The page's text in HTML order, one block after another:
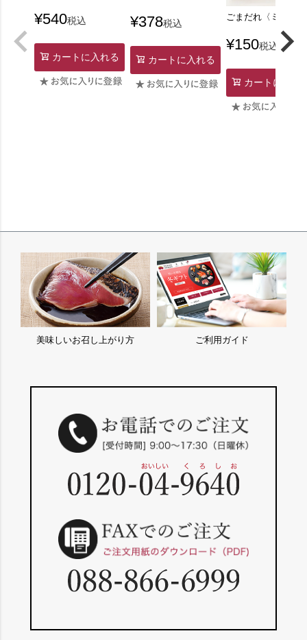
¥540税込
カートに入れる
¥378税込
カートに入れる
ごまだれ〈ミニ〉
¥150税込
カートに入れ
美味しいお召し上がり方 ご利用ガイド